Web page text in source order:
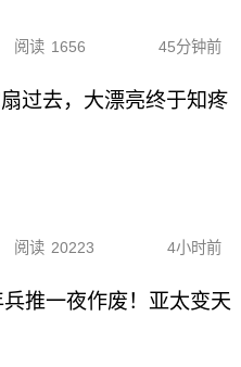
阅读 1656 45分钟前
过去，大漂亮终于知疼
阅读 20223 4小时前
推一夜作废！亚太变天